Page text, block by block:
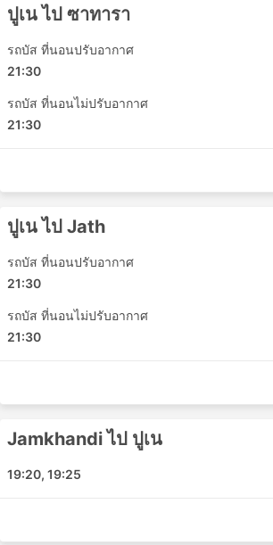
บินหรือรถไฟด่วน มีตั๋วหลายชั้นให้เลื
หน่อยและไม่ได้ให้ความสะดวกสบา
จุดหมายปลายทาง ในบางเส้นทางที่
ห้องน้ำหรือจุดแวะเข้าห้องน้ำ รวมถึง
หากคุณพร้อมที่จะใช้จ่ายมากขึ้น รถ
เสนอที่นั่งที่เทียบได้กับชั้นธุรกิจบนเ
เอนได้กว้างนุ่ม ผ้าห่ม ผู้โดยสารน้อย
อีกมากมายที่จะทำให้การเดินทางขอ
ทางที่น่าพึงพอใจ
ข้อเสียของการเดินทางด้วยรถบัส
หลีกเลี่ยงความแออัดในเมือง แต่น่าเ
ทางอาจสร้างความท้าทายเพิ่มเติม
ในบางจุดหมายปลายทางมีข้อจำกัดเ
ที่อนุญาตให้เข้าจุดส่งผู้โดยสารได้ แ
บริการขนส่งพิเศษเพื่อไปที่นั่น ส่งผล
ด้วยหากคุณเดินทางในช่วงเวลาเร่งด่
ยิ่งหากคุณไม่คุ้นเคยกับการจราจร
ปูเน ไป ซาทารา
รถบัส ที่นอนปรับอากาศ
21:30
รถบัส ที่นอนไม่ปรับอากาศ
21:30
ปูเน ไป Jath
รถบัส ที่นอนปรับอากาศ
21:30
รถบัส ที่นอนไม่ปรับอากาศ
21:30
Jamkhandi ไป ปูเน
19:20, 19:25